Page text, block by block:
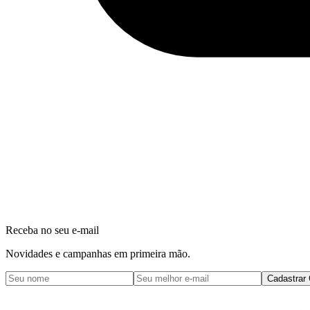
Receba no seu e-mail
Novidades e campanhas em primeira mão.
Cadastrar